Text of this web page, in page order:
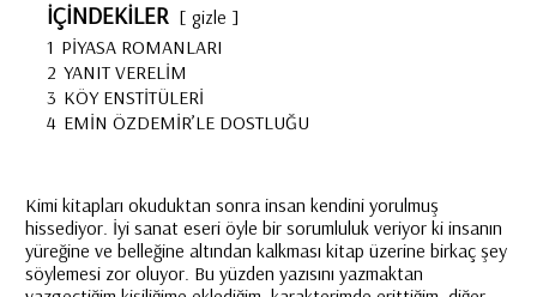
İÇİNDEKİLER gizle
1 PİYASA ROMANLARI
2 YANIT VERELİM
3 KÖY ENSTİTÜLERİ
4 EMİN ÖZDEMİR’LE DOSTLUĞU
Kimi kitapları okuduktan sonra insan kendini yorulmuş
hissediyor. İyi sanat eseri öyle bir sorumluluk veriyor ki insanın
yüreğine ve belleğine altından kalkması kitap üzerine birkaç şey
söylemesi zor oluyor. Bu yüzden yazısını yazmaktan